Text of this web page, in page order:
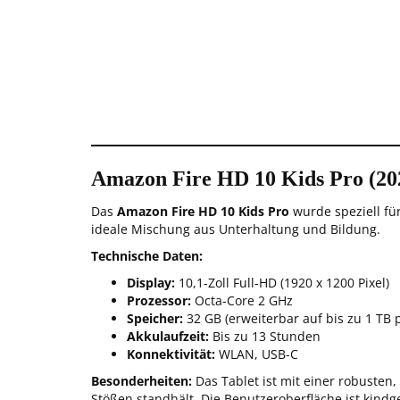
Amazon Fire HD 10 Kids Pro
Das Amazon Fire HD 10 Kids Pro wurde speziell
ideale Mischung aus Unterhaltung und Bildung.
Technische Daten:
Display: 10,1-Zoll Full-HD (1920 x 1200 Pixel)
Prozessor: Octa-Core 2 GHz
Speicher: 32 GB (erweiterbar auf bis zu 1 TB
Akkulaufzeit: Bis zu 13 Stunden
Konnektivität: WLAN, USB-C
Besonderheiten: Das Tablet ist mit einer